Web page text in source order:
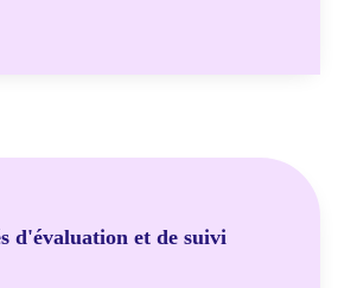
d'évaluation et de suivi